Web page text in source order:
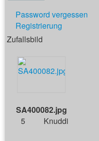
Password vergessen
Registrierung
Zufallsbild
SA400082.jpg
5
Knuddi